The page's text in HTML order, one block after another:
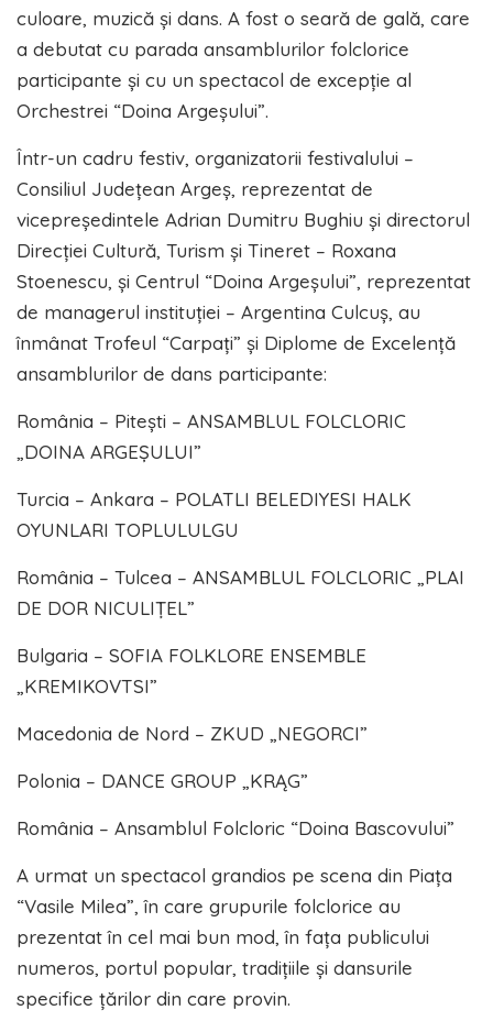
culoare, muzică și dans. A fost o seară de gală, care
a debutat cu parada ansamblurilor folclorice
participante și cu un spectacol de excepție al
Orchestrei “Doina Argeșului”.
Într-un cadru festiv, organizatorii festivalului –
Consiliul Județean Argeș, reprezentat de
vicepreședintele Adrian Dumitru Bughiu și directorul
Direcției Cultură, Turism și Tineret – Roxana
Stoenescu, și Centrul “Doina Argeșului”, reprezentat
de managerul instituției – Argentina Culcuș, au
înmânat Trofeul “Carpați” și Diplome de Excelență
ansamblurilor de dans participante:
România – Pitești – ANSAMBLUL FOLCLORIC
„DOINA ARGEȘULUI”
Turcia – Ankara – POLATLI BELEDIYESI HALK
OYUNLARI TOPLULULGU
România – Tulcea – ANSAMBLUL FOLCLORIC „PLAI
DE DOR NICULIȚEL”
Bulgaria – SOFIA FOLKLORE ENSEMBLE
„KREMIKOVTSI”
Macedonia de Nord – ZKUD „NEGORCI”
Polonia – DANCE GROUP „KRĄG”
România – Ansamblul Folcloric “Doina Bascovului”
A urmat un spectacol grandios pe scena din Piața
“Vasile Milea”, în care grupurile folclorice au
prezentat în cel mai bun mod, în fața publicului
numeros, portul popular, tradițiile și dansurile
specifice țărilor din care provin.